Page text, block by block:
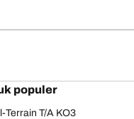
populer
Terrain T/A KO3